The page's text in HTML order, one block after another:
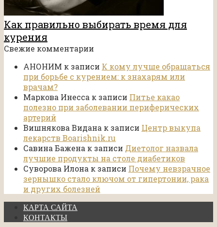
Как правильно выбирать время для
курения
Свежие комментарии
АНОНИМ к записи К кому лучше обращаться
при борьбе с курением: к знахарям или
врачам?
Маркова Инесса к записи Питье какао
полезно при заболевании периферических
артерий
Вишнякова Видана к записи Центр выкупа
лекарств Boarishnik.ru
Савина Бажена к записи Диетолог назвала
лучшие продукты на столе диабетиков
Суворова Илона к записи Почему невзрачное
зернышко стало ключом от гипертонии, рака
и других болезней
КАРТА САЙТА
КОНТАКТЫ